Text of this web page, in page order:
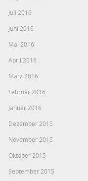
Juli 2016
Juni 2016
Mai 2016
April 2016
März 2016
Februar 2016
Januar 2016
Dezember 2015
November 2015
Oktober 2015
September 2015